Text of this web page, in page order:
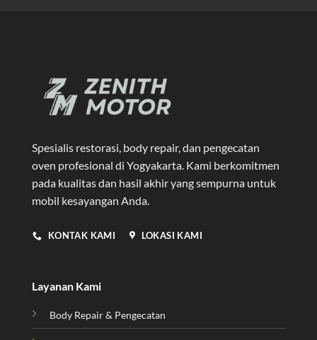
Spesialis restorasi, body repair, dan pengecatan
oven profesional di Yogyakarta. Kami berkomitmen
pada kualitas dan hasil akhir yang sempurna untuk
mobil kesayangan Anda.
KONTAK KAMI LOKASI KAMI
Layanan Kami
Body Repair & Pengecatan